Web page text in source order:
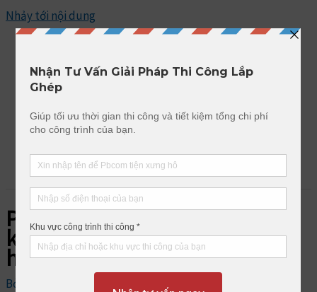
Nhảy tới nội dung
PBcom hoàn thành hàng rào và
kè chắn lắp ghép cho khách
hàng ở Tây Ninh
Bởi